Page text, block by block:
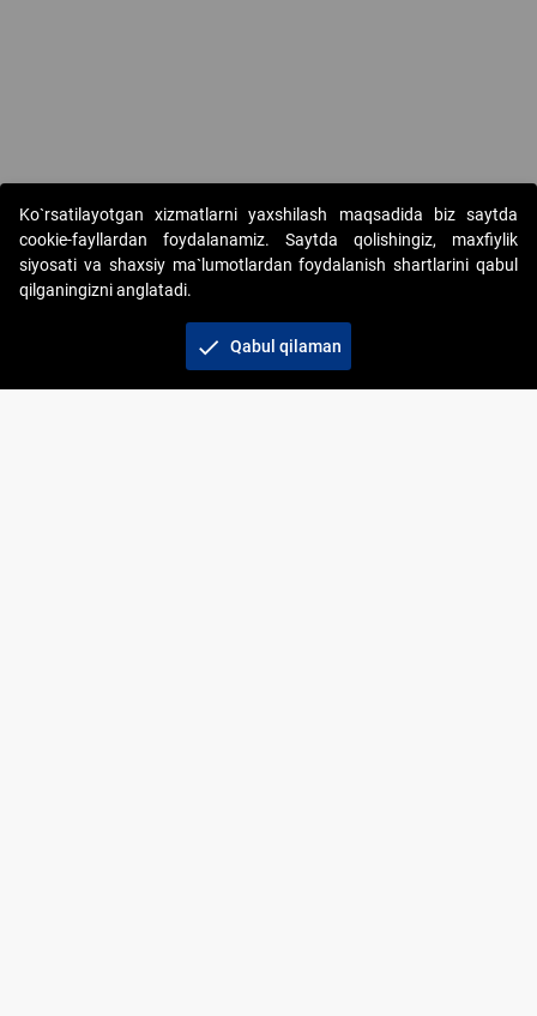
Copyright © 2017-2026. "Elektron onlayn-auksionlarni
tashkil etish" AJ. Barcha huquqlar himoyalangan
Ko`rsatilayotgan xizmatlarni yaxshilash maqsadida biz saytda
cookie-fayllardan foydalanamiz. Saytda qolishingiz, maxfiylik
siyosati va shaxsiy ma`lumotlardan foydalanish shartlarini qabul
qilganingizni anglatadi.
check Qabul qilaman